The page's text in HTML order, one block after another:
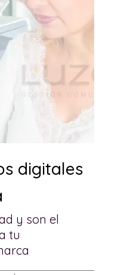
digitales
y son el
tu